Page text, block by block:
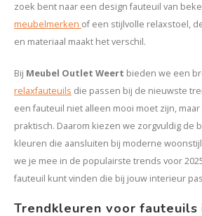
Eetkamerbanken
zoek bent naar een design fauteuil van
meubelmerken of een stijlvolle relaxstoel,
en materiaal maakt het verschil.
Bij Meubel Outlet Weert bieden we een
relaxfauteuils die passen bij de nieuwste
een fauteuil niet alleen mooi moet zijn,
praktisch. Daarom kiezen we zorgvuldig de
kleuren die aansluiten bij moderne
we je mee in de populairste trends voor
fauteuil kunt vinden die bij jouw interieur
Trendkleuren voor fauteuils